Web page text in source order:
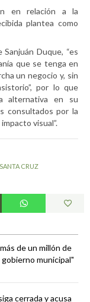
en relación a la
plantea como
Sanjuán Duque, “es
que se tenga en
un negocio y, sin
por lo que
alternativa en su
consultados por la
visual”.
SANTA CRUZ
de un millón de
municipal"
cerrada y acusa